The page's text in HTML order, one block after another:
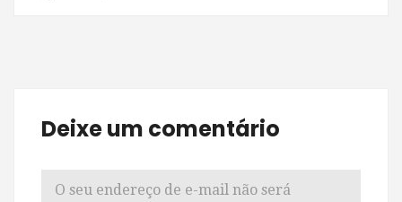
Deixe um comentário
O seu endereço de e-mail não será